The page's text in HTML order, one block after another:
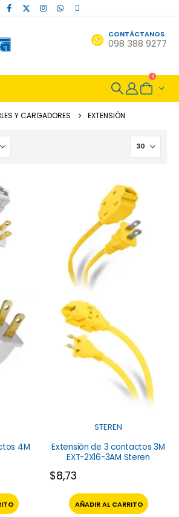
CONTÁCTANOS
098 388 9277
0
Y CARGADORES EXTENSIÓN
4M
STEREN
Extensión de 3 contactos 3M
EXT-2X16-3AM Steren
$8,73
AÑADIR AL CARRITO